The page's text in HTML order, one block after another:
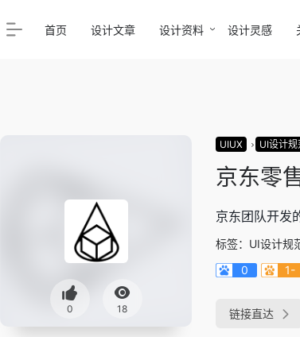
首页 设计文章 设计资料 设计灵感
0 18
UIUX UI设计规
京东零
京东团队开发
标签： UI设计规
0
1-
链接直达